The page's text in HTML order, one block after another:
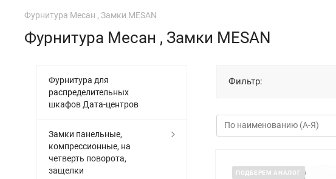
Фурнитура Месан , Замки MESAN
Фурнитура Месан , Замки MESAN
Фильтр:
ПОДБЕРЕМ АНАЛОГ
Фурнитура для
распределительных
шкафов Дата-центров
Замки панельные,
компрессионные, на
четверть поворота,
защелки